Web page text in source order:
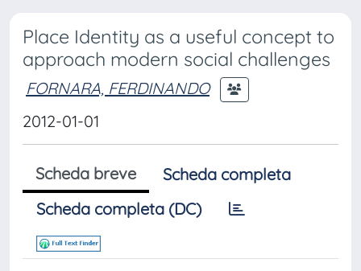
Place Identity as a useful concept to
approach modern social challenges
FORNARA, FERDINANDO
2012-01-01
Scheda breve
Scheda completa
Scheda completa (DC)